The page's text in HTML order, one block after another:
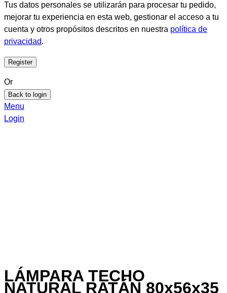
Tus datos personales se utilizarán para procesar tu pedido,
mejorar tu experiencia en esta web, gestionar el acceso a tu
cuenta y otros propósitos descritos en nuestra política de
privacidad.
Or
Back to login
Menu
Login
LÁMPARA TECHO
NATURAL RATÁN 80x56x35